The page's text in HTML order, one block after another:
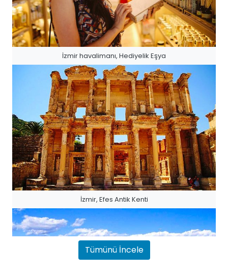
İzmir havalimanı, Hediyelik Eşya
İzmir, Efes Antik Kenti
Tümünü İncele